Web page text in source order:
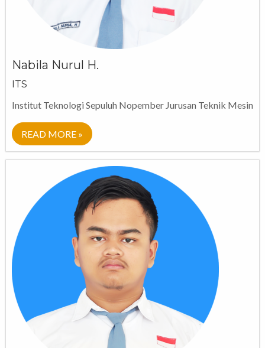
Nabila Nurul H.
ITS
Institut Teknologi Sepuluh Nopember Jurusan Teknik Mesin
READ MORE »